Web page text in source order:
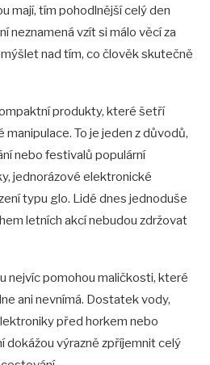
mají, tím pohodlnější celý den
neznamená vzít si málo věcí za
nad tím, co člověk skutečně
produkty, které šetří
To je jeden z důvodů,
nebo festivalů populární
jednorázové elektronické
typu glo. Lidé dnes jednoduše
letních akcí nebudou zdržovat
nejvíc pomohou maličkosti, které
ani nevnímá. Dostatek vody,
před horkem nebo
dokážou výrazně zpříjemnit celý